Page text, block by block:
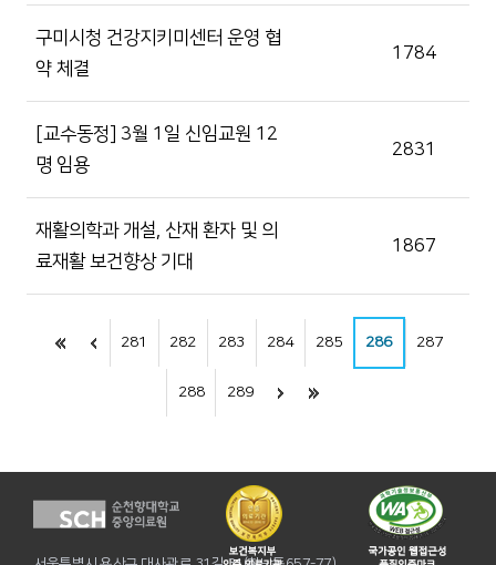
구미시청 건강지키미센터 운영 협
약 체결
1784
[교수동정] 3월 1일 신임교원 12
명 임용
2831
재활의학과 개설, 산재 환자 및 의
료재활 보건향상 기대
1867
281 282 283 284 285 286 287
288 289